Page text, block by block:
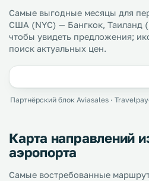
Самые выгодные месяцы для
США (NYC) — Бангкок, Таиланд
чтобы увидеть предложения;
поиск актуальных цен.
Партнёрский блок Aviasales ·
Карта направлений
аэропорта
Самые востребованные